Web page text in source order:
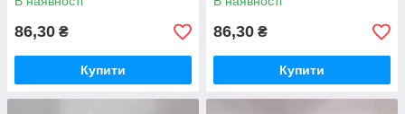
86,30 ₴
Купити
86,30 ₴
Купити